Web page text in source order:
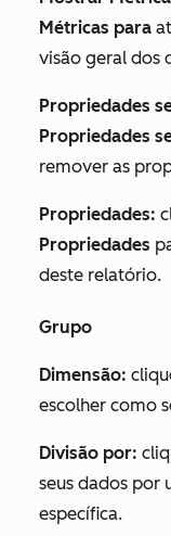
Métricas para
visão geral dos
Propriedades
Propriedades
remover as
Propriedades:
Propriedades
deste relatório.
Grupo
Dimensão:
escolher como
Divisão por:
seus dados por
específica.